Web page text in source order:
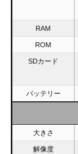
RAM
ROM
SDカード
バッテリー
大きさ
解像度